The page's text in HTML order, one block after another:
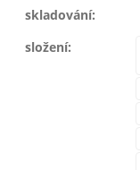
skladování:
složení: